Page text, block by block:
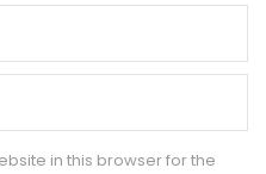
in this browser for the